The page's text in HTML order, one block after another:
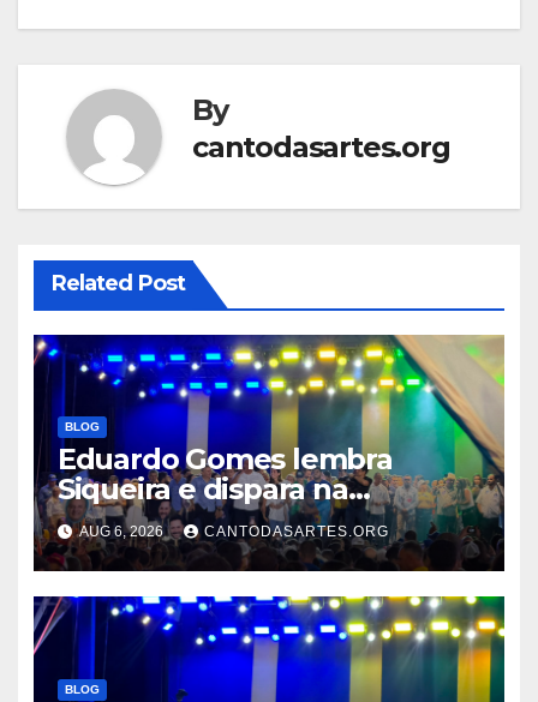
By
cantodasartes.org
Related Post
BLOG
Eduardo Gomes lembra
Siqueira e dispara na
convenção: “Não tentem
fazer o povo de bobo, esse
time sabe ganhar o jogo e vai
dar vitória à Dorinha”
AUG 6, 2026 CANTODASARTES.ORG
BLOG